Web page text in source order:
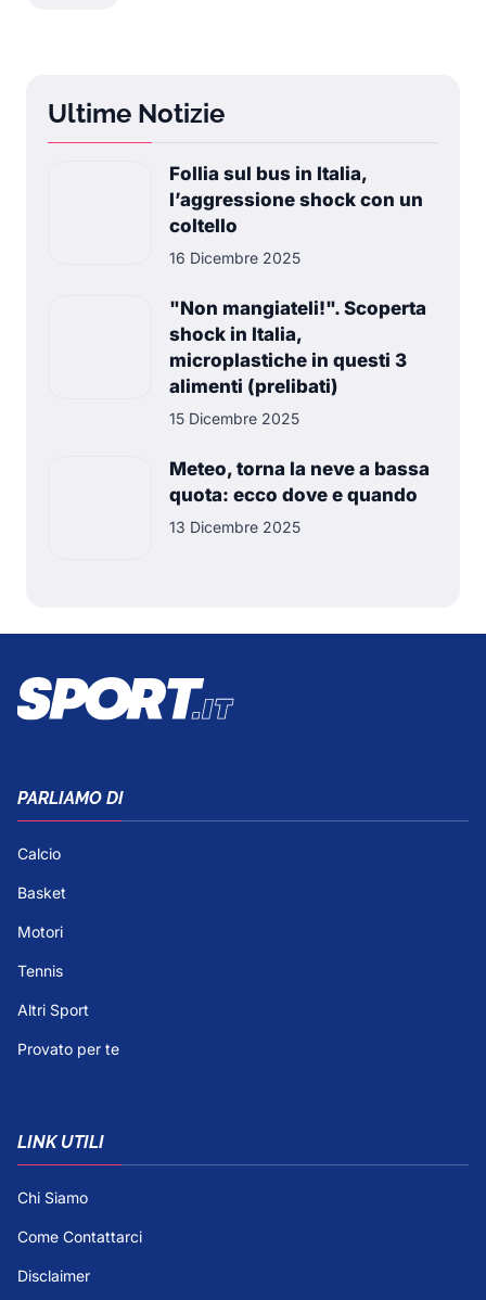
Ultime Notizie
Follia sul bus in Italia,
l’aggressione shock con un
coltello
16 Dicembre 2025
"Non mangiateli!". Scoperta
shock in Italia,
microplastiche in questi 3
alimenti (prelibati)
15 Dicembre 2025
Meteo, torna la neve a bassa
quota: ecco dove e quando
13 Dicembre 2025
PARLIAMO DI
Calcio
Basket
Motori
Tennis
Altri Sport
Provato per te
LINK UTILI
Chi Siamo
Come Contattarci
Disclaimer